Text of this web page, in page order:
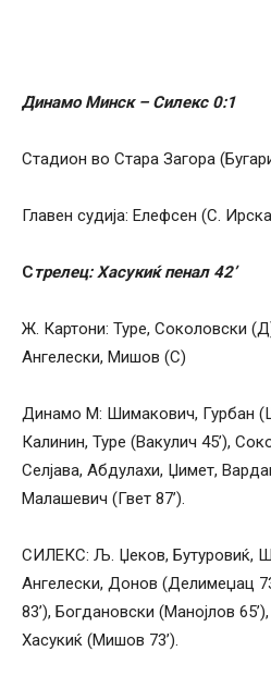
Динамо Минск – Силекс 0:1
Стадион во Стара Загора
Главен судија: Елефсен (С.
Стрелец: Хасукиќ пенал 42’
Ж. Картони: Туре, Соколовски
Ангелески, Мишов (С)
Динамо М: Шимакович, Гурбан
Калинин, Туре (Вакулич 45’),
Селјава, Абдулахи, Џимет,
Малашевич (Гвет 87’).
СИЛЕКС: Љ. Џеков, Бутуровиќ,
Ангелески, Донов (Делимеџац
83’), Богдановски (Манојлов
Хасукиќ (Мишов 73’).